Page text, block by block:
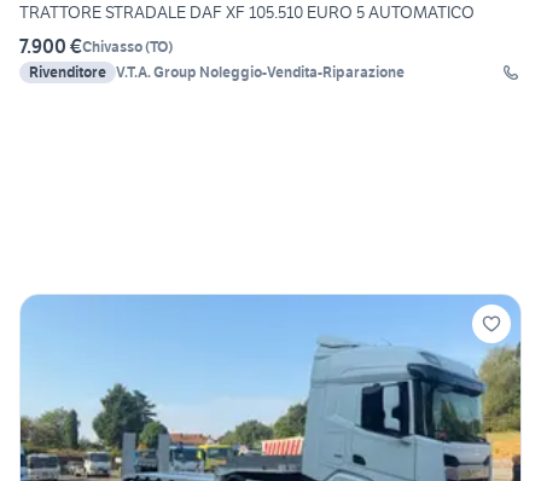
TRATTORE STRADALE DAF XF 105.510 EURO 5 AUTOMATICO
7.900 €Chivasso(TO)
Rivenditore
V.T.A. Group Noleggio-Vendita-Riparazione